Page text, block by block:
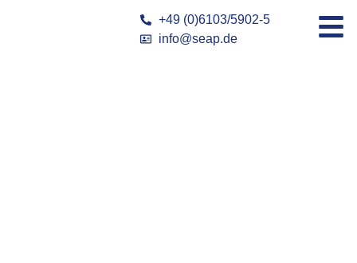
+49 (0)6103/5902-5
info@seap.de